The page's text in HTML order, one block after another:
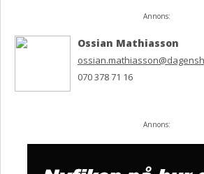
Annons:
Ossian Mathiasson
070 378 71 16
Annons: